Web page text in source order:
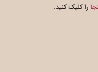
را کلیک کنید.